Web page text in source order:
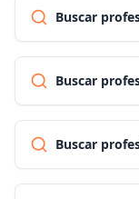
Buscar
Buscar
Buscar